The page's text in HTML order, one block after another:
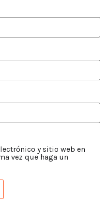
y sitio web en
vez que haga un